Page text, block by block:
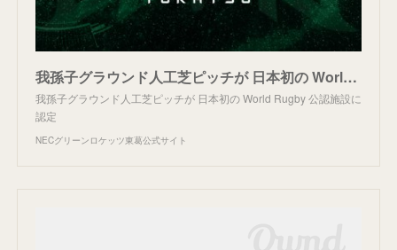
我孫子グラウンド人工芝ピッチが 日本初の World Rugby 公認施設に認定 | ニュース | NECグリーンロケッツ東葛公式サイト
我孫子グラウンド人工芝ピッチが 日本初の World Rugby 公認施設に
認定
NECグリーンロケッツ東葛公式サイト